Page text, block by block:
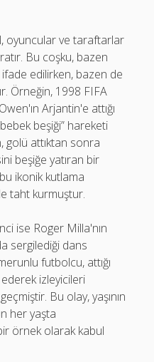
oyuncular ve taraftarlar
Bu coşku, bazen
edilirken, bazen de
Örneğin, 1998 FIFA
Arjantin'e attığı
beşiği” hareketi
golü attıktan sonra
beşiğe yatıran bir
ikonik kutlama
taht kurmuştur.
ise Roger Milla'nın
sergilediği dans
futbolcu, attığı
izleyicileri
Bu olay, yaşının
her yaşta
örnek olarak kabul